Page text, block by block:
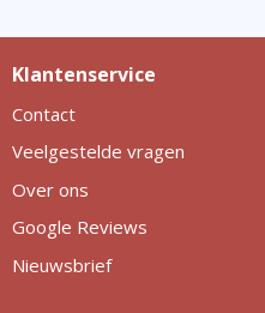
Klantenservice
Contact
Veelgestelde vragen
Over ons
Google Reviews
Nieuwsbrief